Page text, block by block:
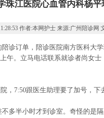
珠江医院心血管内科杨
作者:本网护士 来源:广州陪诊网
陪诊订单，陪诊医院南方医科大
午。立马电话联系就诊者尚女
，7:50跟医生助理要了加号，
多半小时才到诊室。奇怪的是